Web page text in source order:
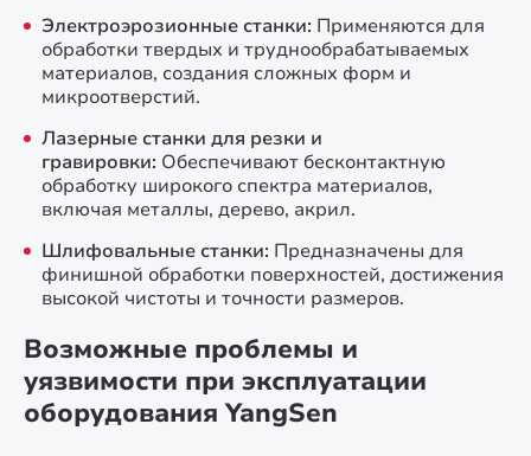
Электроэрозионные станки: Применяются для
обработки твердых и труднообрабатываемых
материалов, создания сложных форм и
микроотверстий.
Лазерные станки для резки и
гравировки: Обеспечивают бесконтактную
обработку широкого спектра материалов,
включая металлы, дерево, акрил.
Шлифовальные станки: Предназначены для
финишной обработки поверхностей, достижения
высокой чистоты и точности размеров.
Возможные проблемы и
уязвимости при эксплуатации
оборудования YangSen